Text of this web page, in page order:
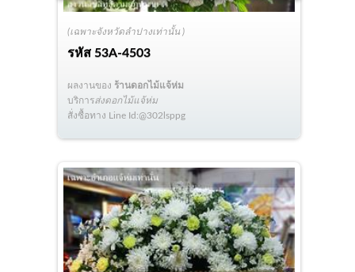
(เฉพาะจังหวัดลำปางเท่านั้น )
รหัส53A-4503
ผลงานของ ร้านดอกไม้แจ้ห่ม
บริการส่งดอกไม้แจ้ห่ม
สั่งซื้อทาง Line Id:@302lsppg